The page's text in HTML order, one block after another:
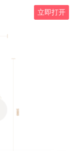
立即打开